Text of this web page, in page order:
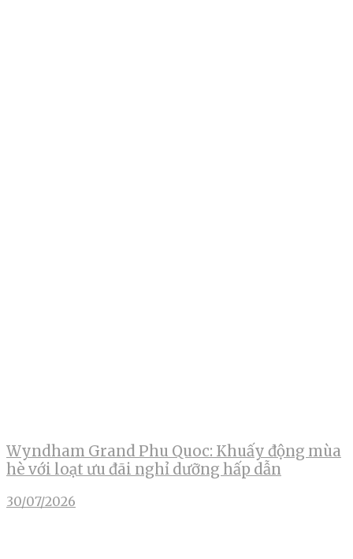
Wyndham Grand Phu Quoc: Khuấy động mùa
hè với loạt ưu đãi nghỉ dưỡng hấp dẫn
30/07/2026